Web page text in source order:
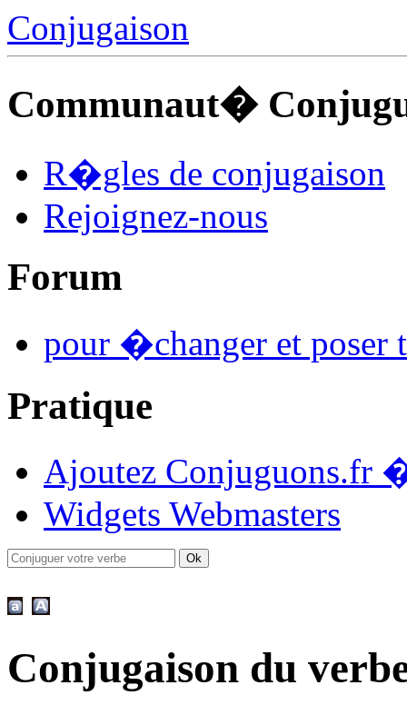
Conjugaison
Communaut�
R�gles de conjugaison
Rejoignez-nous
Forum
pour �changer et poser
Pratique
Ajoutez Conjuguons.fr
Widgets Webmasters
Conjugaison du